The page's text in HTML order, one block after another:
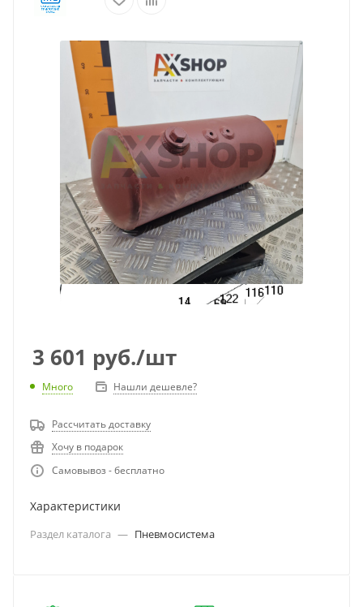
3 601 руб./шт
Много Нашли дешевле?
Рассчитать доставку
Хочу в подарок
Самовывоз - бесплатно
Характеристики
Раздел каталога — Пневмосистема